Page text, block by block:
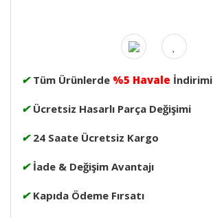
✔ Tüm Ürünlerde %5 Havale İndirimi
✔ Ücretsiz Hasarlı Parça Değişimi
✔ 24 Saate Ücretsiz Kargo
✔ İade & Değişim Avantajı
✔ Kapıda Ödeme Fırsatı